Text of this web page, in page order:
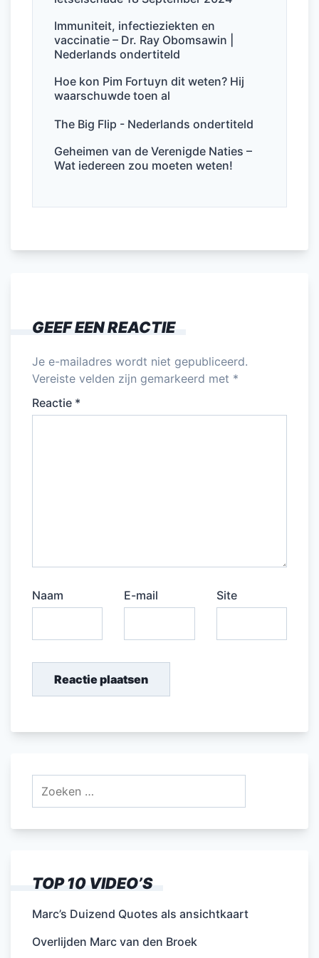
Immuniteit, infectieziekten en
vaccinatie – Dr. Ray Obomsawin |
Nederlands ondertiteld
Hoe kon Pim Fortuyn dit weten? Hij
waarschuwde toen al
The Big Flip - Nederlands ondertiteld
Geheimen van de Verenigde Naties –
Wat iedereen zou moeten weten!
o
k
p
GEEF EEN REACTIE
Je e-mailadres wordt niet gepubliceerd.
Vereiste velden zijn gemarkeerd met *
Reactie *
Naam E-mail Site
Zoeken
TOP 10 VIDEO’S
Marc’s Duizend Quotes als ansichtkaart
Overlijden Marc van den Broek